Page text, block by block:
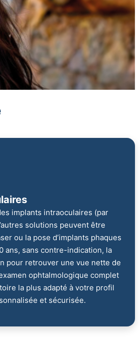
implants intraoculaires (par
solutions peuvent être
ou la pose d’implants phaques
ans, sans contre-indication, la
pour retrouver une vue nette de
ophtalmologique complet
la plus adapté à votre profil
et sécurisée.